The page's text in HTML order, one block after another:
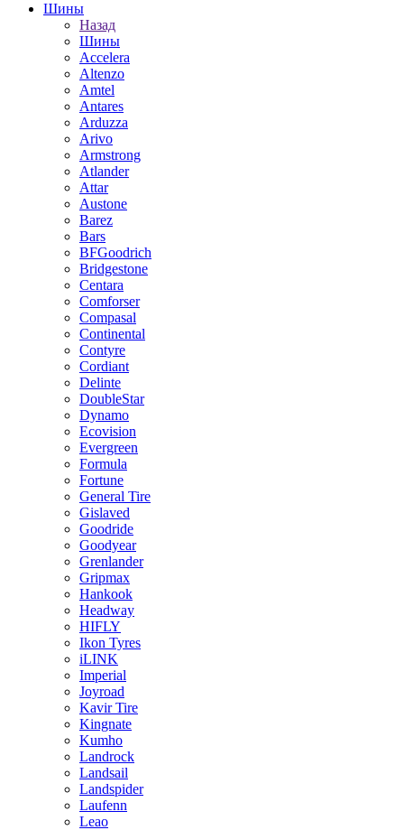
Шины
Назад
Шины
Accelera
Altenzo
Amtel
Antares
Arduzza
Arivo
Armstrong
Atlander
Attar
Austone
Barez
Bars
BFGoodrich
Bridgestone
Centara
Comforser
Compasal
Continental
Contyre
Cordiant
Delinte
DoubleStar
Dynamo
Ecovision
Evergreen
Formula
Fortune
General Tire
Gislaved
Goodride
Goodyear
Grenlander
Gripmax
Hankook
Headway
HIFLY
Ikon Tyres
iLINK
Imperial
Joyroad
Kavir Tire
Kingnate
Kumho
Landrock
Landsail
Landspider
Laufenn
Leao